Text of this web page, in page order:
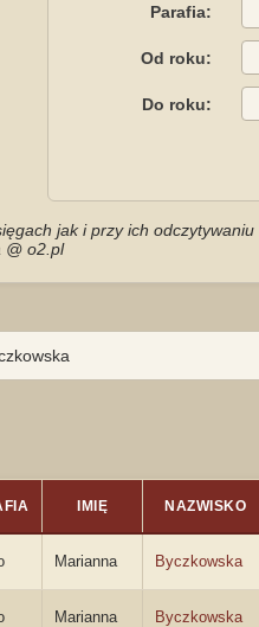
Parafia:
Od roku:
Do roku:
jak i przy ich
@ o2.pl
IMIĘ NAZWISKO
Marianna Byczkowska
Marianna Byczkowska